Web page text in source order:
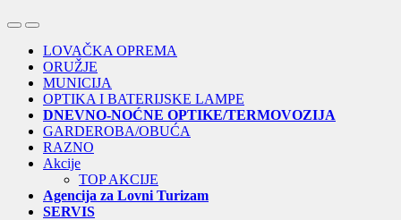
OpenClose
LOVAČKA OPREMA
ORUŽJE
MUNICIJA
OPTIKA I BATERIJSKE LAMPE
DNEVNO-NOĆNE OPTIKE/TERMOVOZIJA
GARDEROBA/OBUĆA
RAZNO
Akcije
TOP AKCIJE
Agencija za Lovni Turizam
SERVIS